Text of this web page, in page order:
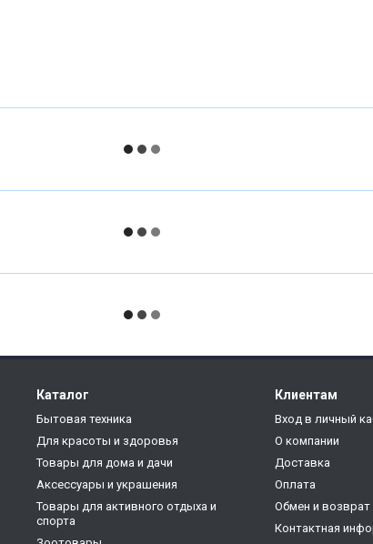
Каталог
Бытовая техника
Для красоты и здоровья
Товары для дома и дачи
Аксессуары и украшения
Товары для активного отдыха и
спорта
Клиентам
Вход в личный
О компании
Доставка
Оплата
Обмен и возврат
Контактная